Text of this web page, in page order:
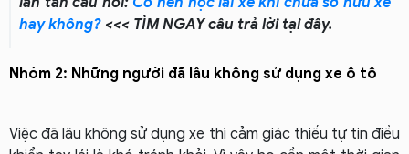
hay không? <<< TÌM NGAY câu trả lời tại đây.
Nhóm 2: Những người đã lâu không sử dụng xe ô tô
Việc đã lâu không sử dụng xe thì cảm giác thiếu tự tin điều